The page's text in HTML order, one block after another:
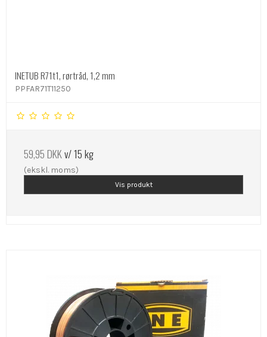
INETUB R71t1, rørtråd, 1,2 mm
PPFAR71T11250
59,95 DKKv/ 15 kg
(ekskl. moms)
Vis produkt